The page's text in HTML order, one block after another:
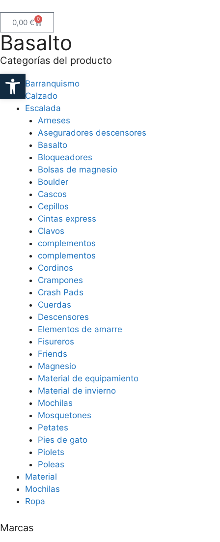
0,00 € 0
Basalto
Categorías del producto
Barranquismo
Calzado
Escalada
Arneses
Aseguradores descensores
Basalto
Bloqueadores
Bolsas de magnesio
Boulder
Cascos
Cepillos
Cintas express
Clavos
complementos
complementos
Cordinos
Crampones
Crash Pads
Cuerdas
Descensores
Elementos de amarre
Fisureros
Friends
Magnesio
Material de equipamiento
Material de invierno
Mochilas
Mosquetones
Petates
Pies de gato
Piolets
Poleas
Material
Mochilas
Ropa
Marcas
Abrir barra de herramientas